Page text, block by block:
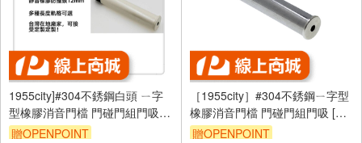
1955city]#304不銹鋼白頭 ㄧ字
型橡膠消音門檔 門碰門組門吸打
孔款1101-A 不銹鋼烤漆白+黑頭
贈OPENPOINT
［1955city］#304不銹鋼ㄧ字型
橡膠消音門檔 門碰門組門吸 [長
度95mm]
贈OPENPOINT